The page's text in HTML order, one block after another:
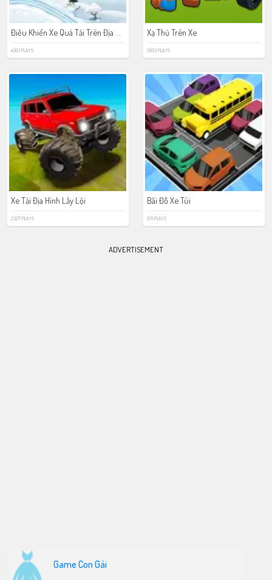
4383 PLAYS
Xạ Thủ Trên Xe
2853 PLAYS
Xe Tải Địa Hình Lầy Lội
2327 PLAYS
Bãi Đỗ Xe Túi
1211 PLAYS
ADVERTISEMENT
Game Con Gái